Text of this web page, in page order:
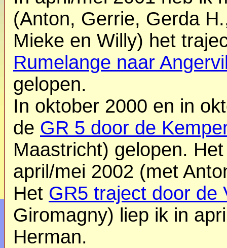
(Anton, Gerrie, Gerda
Mieke en Willy) het
Rumelange naar
gelopen.
In oktober 2000 en in
de GR 5 door de
Maastricht) gelopen.
april/mei 2002 (met
Het GR5 traject door de
Giromagny) liep ik in
Herman.